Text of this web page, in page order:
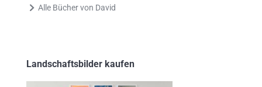
Alle Bücher von David
Landschaftsbilder kaufen